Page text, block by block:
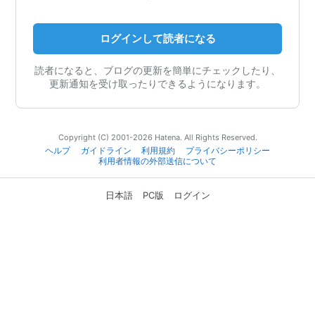
ログインして読者になる
読者になると、ブログの更新を簡単にチェックしたり、
更新通知を受け取ったりできるようになります。
Copyright (C) 2001-2026 Hatena. All Rights Reserved.
ヘルプ
ガイドライン 利用規約
プライバシーポリシー
利用者情報の外部送信について
日本語 PC版 ログイン